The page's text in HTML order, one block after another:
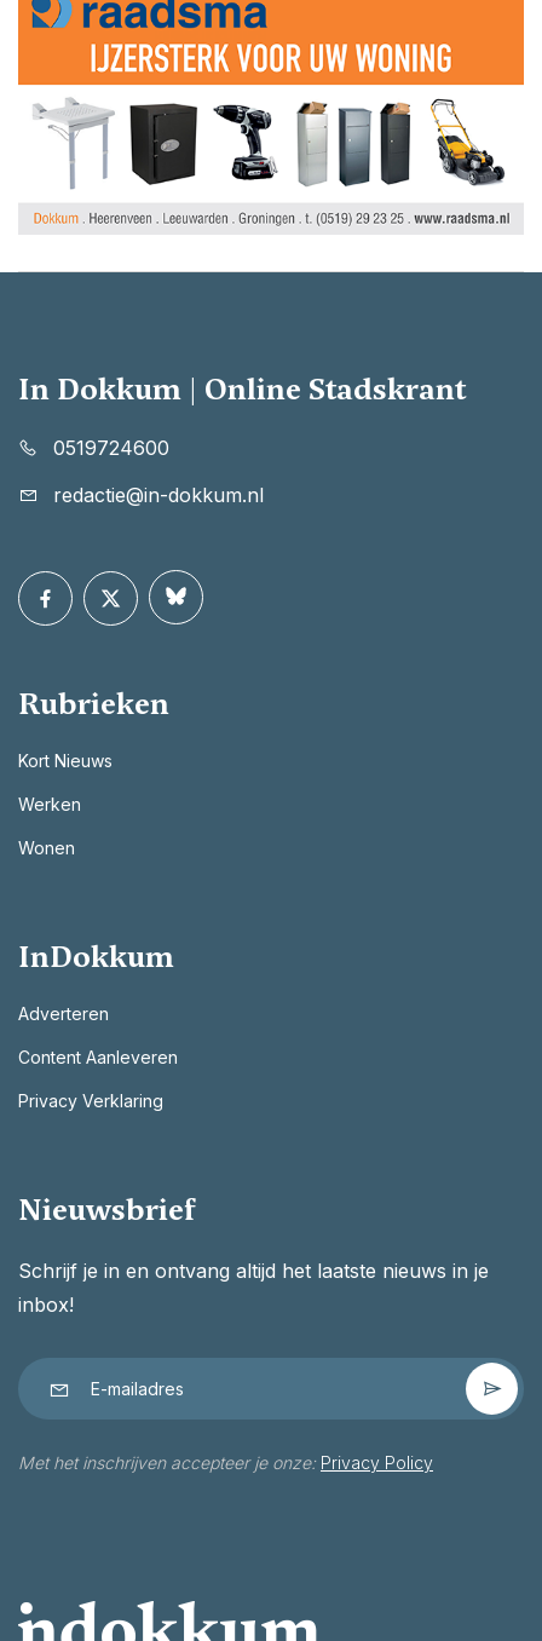
In Dokkum | Online Stadskrant
0519724600
redactie@in-dokkum.nl
Rubrieken
Kort Nieuws
Werken
Wonen
InDokkum
Adverteren
Content Aanleveren
Privacy Verklaring
Nieuwsbrief
Schrijf je in en ontvang altijd het laatste nieuws in je
inbox!
Met het inschrijven accepteer je onze: Privacy Policy